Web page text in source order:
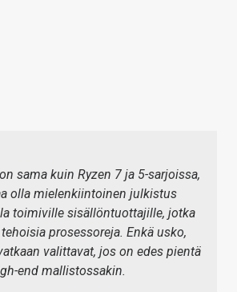
sama kuin Ryzen 7 ja 5-sarjoissa,
olla mielenkiintoinen julkistus
toimiville sisällöntuottajille, jotka
prosessoreja. Enkä usko,
valittavat, jos on edes pientä
end mallistossakin.